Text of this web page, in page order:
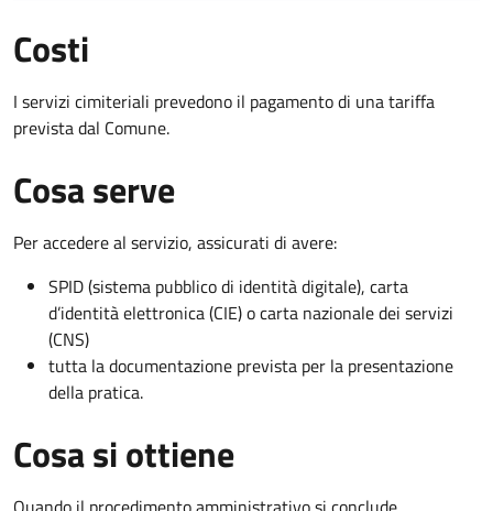
Costi
I servizi cimiteriali prevedono il pagamento di una tariffa
prevista dal Comune.
Cosa serve
Per accedere al servizio, assicurati di avere:
SPID (sistema pubblico di identità digitale), carta
d’identità elettronica (CIE) o carta nazionale dei servizi
(CNS)
tutta la documentazione prevista per la presentazione
della pratica.
Cosa si ottiene